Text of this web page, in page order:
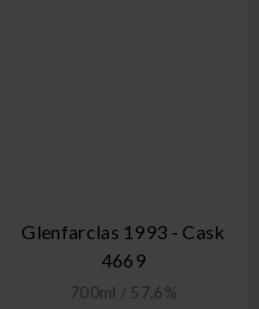
Glenfarclas 1993 - Cask
4669
700ml / 57,6%